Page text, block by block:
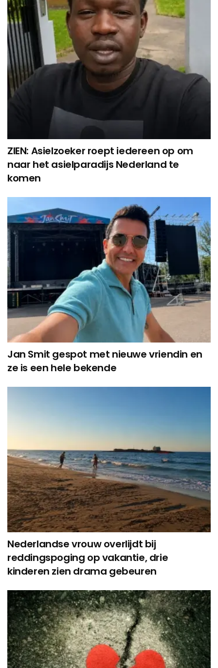
ZIEN: Asielzoeker roept iedereen op om
naar het asielparadijs Nederland te
komen
Jan Smit gespot met nieuwe vriendin en
ze is een hele bekende
Nederlandse vrouw overlijdt bij
reddingspoging op vakantie, drie
kinderen zien drama gebeuren